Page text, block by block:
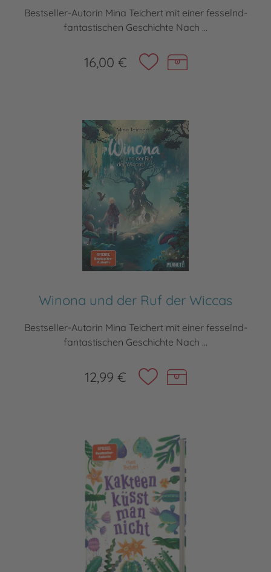
Bestseller-Autorin Mina Teichert mit einer fesselnd-
fantastischen Geschichte Nach ...
16,00 €
Winona und der Ruf der Wiccas
Bestseller-Autorin Mina Teichert mit einer fesselnd-
fantastischen Geschichte Nach ...
12,99 €